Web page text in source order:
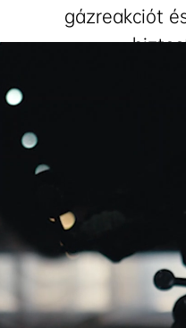
gázreakciót
vezetési